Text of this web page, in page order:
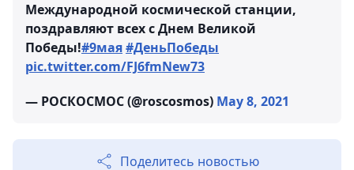
Международной космической станции,
поздравляют всех с Днем Великой
Победы!#9мая#ДеньПобеды
pic.twitter.com/FJ6fmNew73
— РОСКОСМОС (@roscosmos) May 8, 2021
Поделитесь новостью